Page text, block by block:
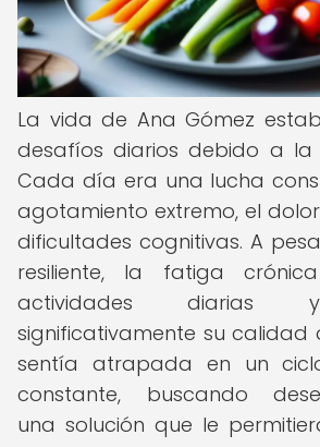
La vida de Ana Gómez
desafíos diarios debido a la
Cada día era una lucha
agotamiento extremo, el
dificultades cognitivas. A
resiliente, la fatiga
actividades diarias
significativamente su calidad
sentía atrapada en un
constante, buscando
una solución que le